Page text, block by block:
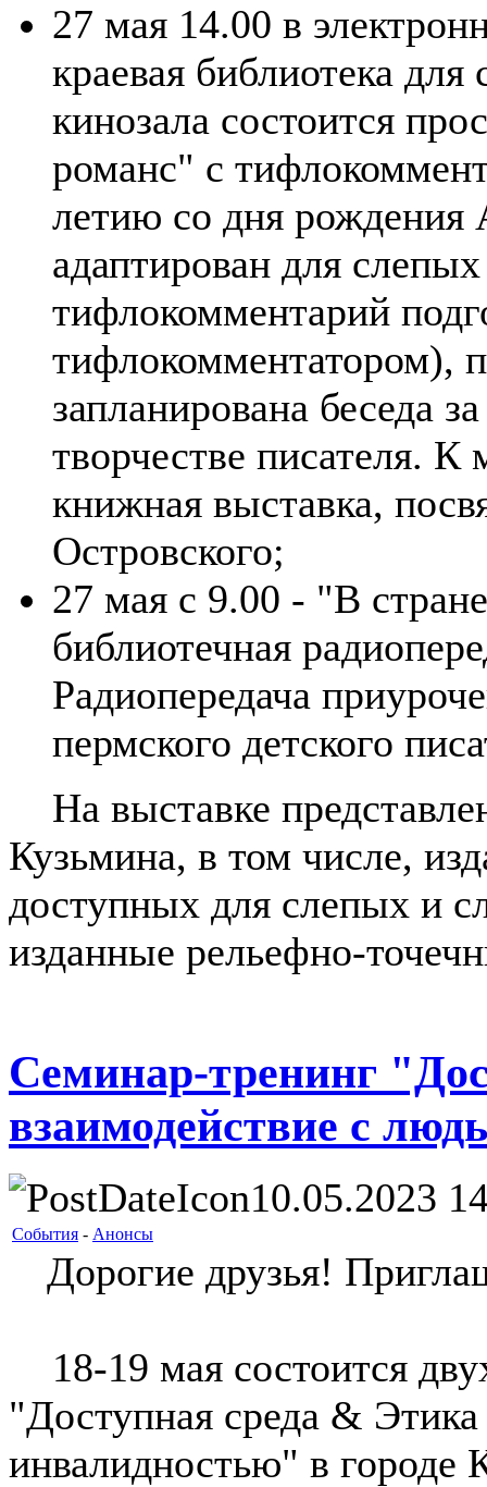
27 мая 14.00 в
краевая библиотека
кинозала состоится
романс" с
летию со дня
адаптирован для
тифлокомментарий
тифлокомментатором),
запланирована беседа
творчестве писателя.
книжная выставка,
Островского;
27 мая с 9.00 - "В
библиотечная
Радиопередача
пермского детского
На выставке
Кузьмина, в том числе,
доступных для слепых и
изданные рельефно-
Cеминар-тренинг
взаимодействие с
10.05.2023
События - Анонсы
Дорогие друзья!
18-19 мая состоится
"Доступная среда &
инвалидностью" в городе